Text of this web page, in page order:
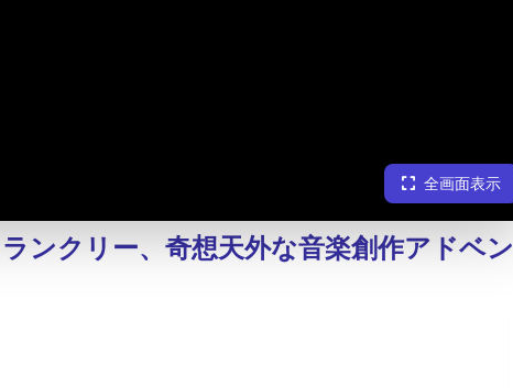
全画面表示
ンクリー、奇想天外な音楽創作アドベン